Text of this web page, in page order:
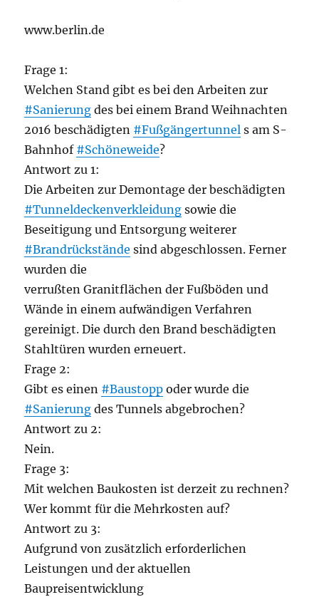
www.berlin.de
Frage 1:
Welchen Stand gibt es bei den Arbeiten zur
#Sanierung des bei einem Brand Weihnachten
2016 beschädigten #Fußgängertunnel s am S-
Bahnhof #Schöneweide?
Antwort zu 1:
Die Arbeiten zur Demontage der beschädigten
#Tunneldeckenverkleidung sowie die
Beseitigung und Entsorgung weiterer
#Brandrückstände sind abgeschlossen. Ferner
wurden die
verrußten Granitflächen der Fußböden und
Wände in einem aufwändigen Verfahren
gereinigt. Die durch den Brand beschädigten
Stahltüren wurden erneuert.
Frage 2:
Gibt es einen #Baustopp oder wurde die
#Sanierung des Tunnels abgebrochen?
Antwort zu 2:
Nein.
Frage 3:
Mit welchen Baukosten ist derzeit zu rechnen?
Wer kommt für die Mehrkosten auf?
Antwort zu 3:
Aufgrund von zusätzlich erforderlichen
Leistungen und der aktuellen
Baupreisentwicklung